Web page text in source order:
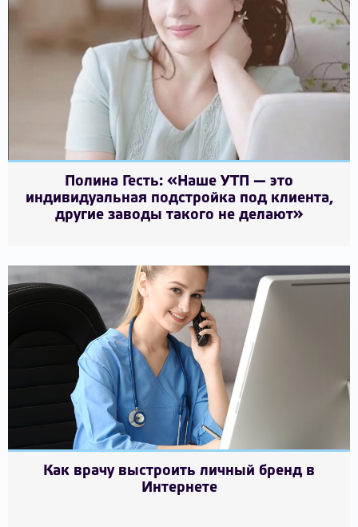
Полина Гесть: «Наше УТП — это
индивидуальная подстройка под клиента,
другие заводы такого не делают»
Как врачу выстроить личный бренд в
Интернете